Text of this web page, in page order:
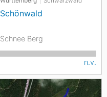
Schönwald
Schnee Berg
n.v.